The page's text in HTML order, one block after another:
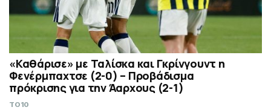
«Καθάρισε» με Ταλίσκα και Γκρίνγουντ η
Φενέρμπαχτσε (2-0) – Προβάδισμα
πρόκρισης για την Άαρχους (2-1)
TO10